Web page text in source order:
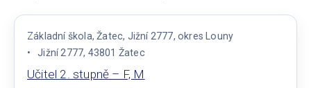
Základní škola, Žatec, Jižní 2777, okres Louny
Jižní 2777, 43801 Žatec
Učitel 2. stupně – F, M